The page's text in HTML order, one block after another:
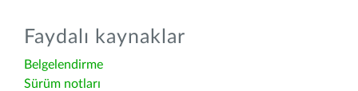
Faydalı kaynaklar
Belgelendirme
Sürüm notları